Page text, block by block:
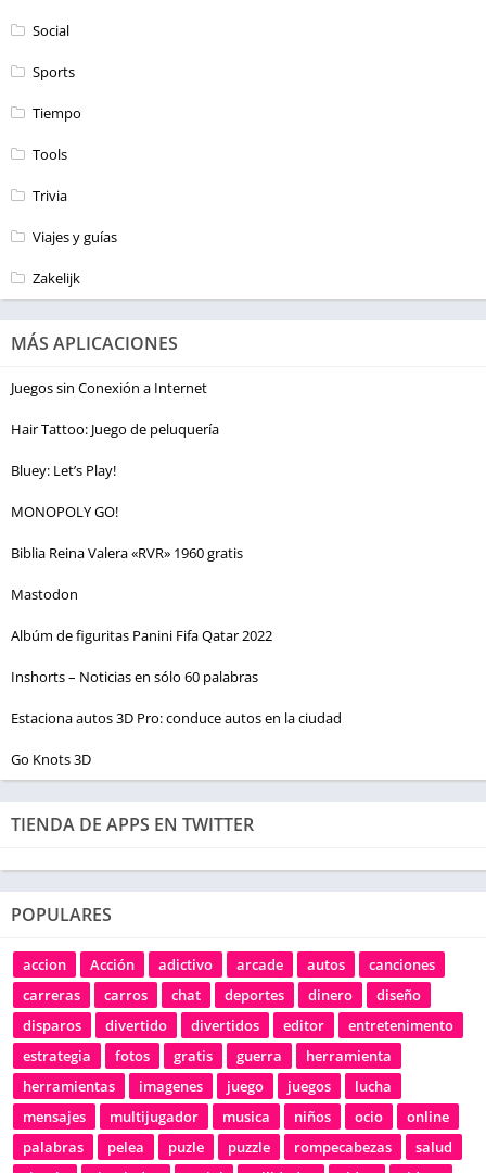
Social
Sports
Tiempo
Tools
Trivia
Viajes y guías
Zakelijk
MÁS APLICACIONES
Juegos sin Conexión a Internet
Hair Tattoo: Juego de peluquería
Bluey: Let’s Play!
MONOPOLY GO!
Biblia Reina Valera «RVR» 1960 gratis
Mastodon
Albúm de figuritas Panini Fifa Qatar 2022
Inshorts – Noticias en sólo 60 palabras
Estaciona autos 3D Pro: conduce autos en la ciudad
Go Knots 3D
TIENDA DE APPS EN TWITTER
POPULARES
accion Acción adictivo arcade autos
canciones
carreras
carros chat deportes dinero
diseño
disparos
divertido divertidos editor
entretenimento
estrategia
fotos gratis guerra
herramienta
herramientas
imagenes juego juegos
lucha
mensajes
multijugador musica niños ocio
online
palabras
pelea puzle puzzle rompecabezas
salud